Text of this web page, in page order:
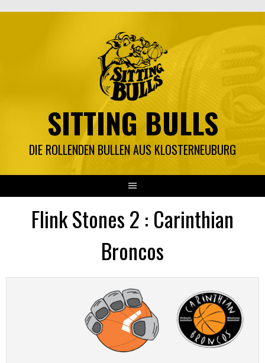
SITTING BULLS
DIE ROLLENDEN BULLEN AUS KLOSTERNEUBURG
Flink Stones 2 : Carinthian
Broncos